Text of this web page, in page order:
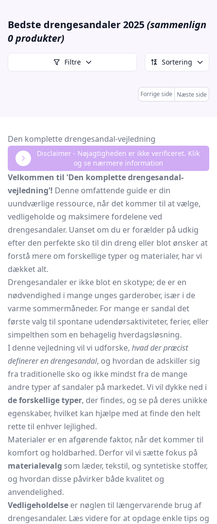
Bedste drengesandaler 2025(sammenlign
0 produkter)
Filtre Sortering
Forrige side Næste side
Den komplette drengesandal-vejledning
Disclaimer - Nøjagtigheden er ikke verificeret. Klik
og se nærmere information
Velkommen til 'Den komplette drengesandal-
vejledning'! Denne omfattende guide er din
uundværlige ressource, når det kommer til at vælge,
vedligeholde og maksimere fordelene ved
drengesandaler. Uanset om du er forælder på udkig
efter den perfekte sko til din dreng eller blot ønsker at
forstå mere om forskellige typer og materialer, har vi
dækket alt.
Drengesandaler er ikke blot en skotype; de er en
nødvendighed i mange unges garderober, især i de
varme sommermåneder. For mange er sandal det
første valg til spontane udendørsaktiviteter, ferier, eller
simpelthen som en behagelig hverdagsløsning.
I denne vejledning vil vi udforske, hvad der præcist
definerer en drengesandal, og hvordan de adskiller sig
fra traditionelle sko og ikke mindst fra de mange
andre typer af sandaler på markedet. Vi vil dykke ned i
de forskellige typer, der findes, og se på deres unikke
egenskaber, hvilket kan hjælpe med at finde den helt
rette til enhver lejlighed.
Materialer er en afgørende faktor, når det kommer til
komfort og holdbarhed. Derfor vil vi sætte fokus på
materialevalg som læder, tekstil, og syntetiske stoffer,
og hvordan disse påvirker både kvalitet og
anvendelighed.
Vedligeholdelse er nøglen til længervarende brug af
drengesandaler. Læs videre for at opdage enkle tips og